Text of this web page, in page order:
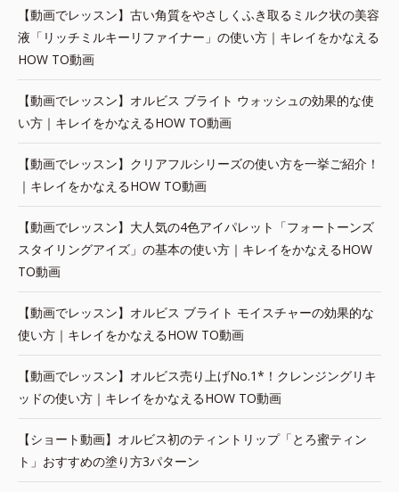
【動画でレッスン】古い角質をやさしくふき取るミルク状の美容
液「リッチミルキーリファイナー」の使い方｜キレイをかなえる
HOW TO動画
【動画でレッスン】オルビス ブライト ウォッシュの効果的な使
い方｜キレイをかなえるHOW TO動画
【動画でレッスン】クリアフルシリーズの使い方を一挙ご紹介！
｜キレイをかなえるHOW TO動画
【動画でレッスン】大人気の4色アイパレット「フォートーンズ
スタイリングアイズ」の基本の使い方｜キレイをかなえるHOW
TO動画
【動画でレッスン】オルビス ブライト モイスチャーの効果的な
使い方｜キレイをかなえるHOW TO動画
【動画でレッスン】オルビス売り上げNo.1*！クレンジングリキ
ッドの使い方｜キレイをかなえるHOW TO動画
【ショート動画】オルビス初のティントリップ「とろ蜜ティン
ト」おすすめの塗り方3パターン